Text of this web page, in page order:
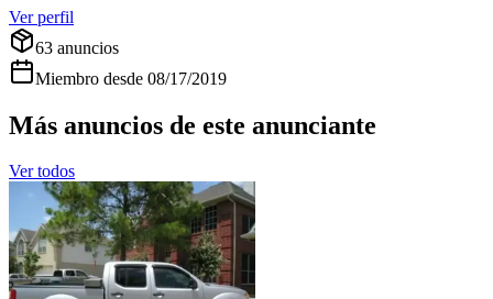
Ver perfil
63 anuncios
Miembro desde 08/17/2019
Más anuncios de este anunciante
Ver todos